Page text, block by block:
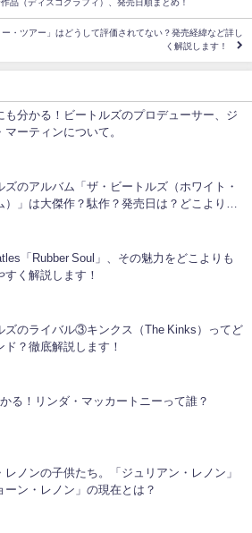
品（ディスコグラフィ）、発売日順まとめ！
・ツアー」はどうして評価されてない？発売経緯など詳し
く解説します！
も分かる！ビートルズのプロデューサー、ジ
マーティンについて。
ズのアルバム「ザ・ビートルズ（ホワイト・
）」は大傑作？駄作？発売日は？どこよりも
「Rubber Soul」、その魅力をどこよりも
すく解説します！
ズのライバル③キンクス（The Kinks）ってど
ド？徹底解説します！
る！リンダ・マッカートニーって誰？
レノンの子供たち。「ジュリアン・レノン」
ーン・レノン」の現在とは？